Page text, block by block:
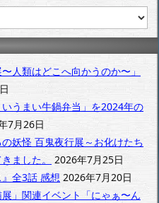
人類はどこへ向かうのか〜」
うまい牛鍋弁当」を2024年の
7月26日
妖怪 百鬼夜行展～お化けたち
ました。 2026年7月25日
全3話 感想 2026年7月20日
」関連イベント「にゃぁ〜ん